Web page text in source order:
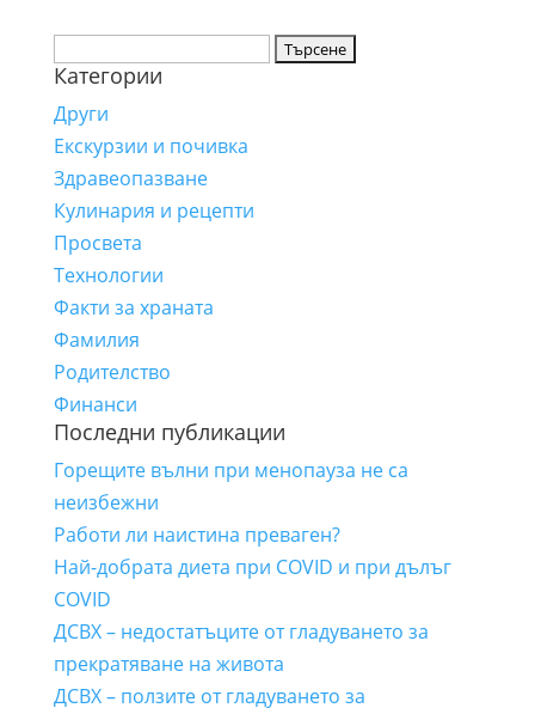
за:
Категории
Други
Екскурзии и почивка
Здравеопазване
Кулинария и рецепти
Просвета
Технологии
Факти за храната
Фамилия
Родителство
Финанси
Последни публикации
Горещите вълни при менопауза не са
неизбежни
Работи ли наистина преваген?
Най-добрата диета при COVID и при дълъг
COVID
ДСВХ – недостатъците от гладуването за
прекратяване на живота
ДСВХ – ползите от гладуването за